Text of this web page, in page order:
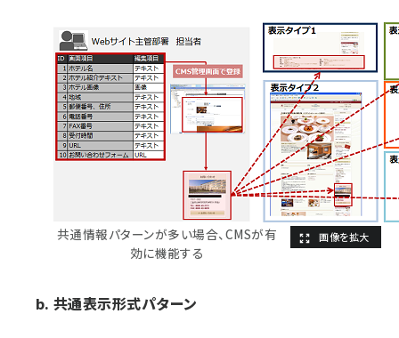
共通情報パターンが多い場合、CMSが有
効に機能する
共通表示形式パターン